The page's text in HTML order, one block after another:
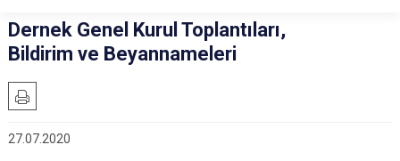
Dernek Genel Kurul Toplantıları,
Bildirim ve Beyannameleri
27.07.2020